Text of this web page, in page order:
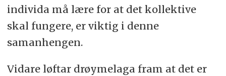
individa må lære for at det kollektive
skal fungere, er viktig i denne
samanhengen.
Vidare løftar drøymelaga fram at det er